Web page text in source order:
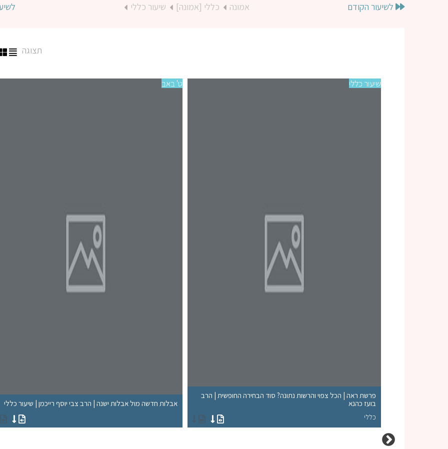
לשיעור הקודם אמונה כללי [אמונה] שיעור כללי
תצוגה
שיעור כללי
פרשת ראה | הכל צפוי והרשות נתונה? סוד הבחירה החופשית | הרב
בועז כהנא
כללי
ט' באב
אבלות חדשה מול אבלות ישנה | הרב צבי יוסף רייכמן | שיעור כללי